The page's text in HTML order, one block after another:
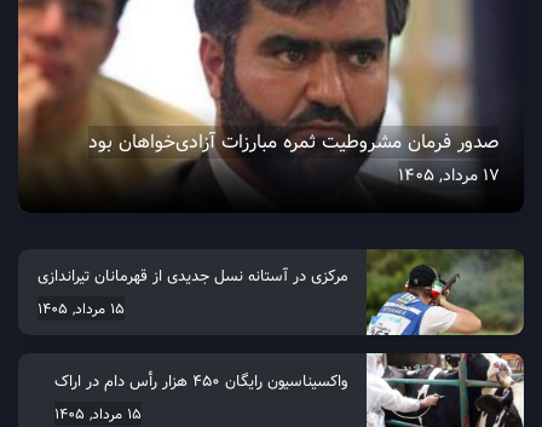
صدور فرمان مشروطیت ثمره مبارزات آزادی‌خواهان بود
17 مرداد, 1405
مرکزی در آستانه نسل جدیدی از قهرمانان تیراندازی
15 مرداد, 1405
واکسیناسیون رایگان ۴۵۰ هزار رأس دام در اراک
15 مرداد, 1405